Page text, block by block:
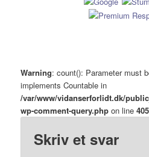
Warning: count(): Parameter must
implements Countable in
/var/www/vidanserforlidt.dk/
wp-comment-query.php on line405
Skriv et svar